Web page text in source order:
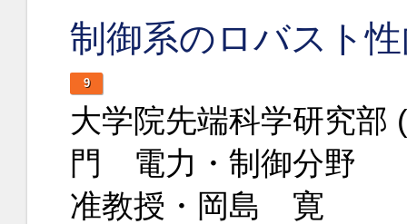
制御系のロバスト
9
大学院先端科学研究部
門 電力・制御分野
准教授・岡島 寛